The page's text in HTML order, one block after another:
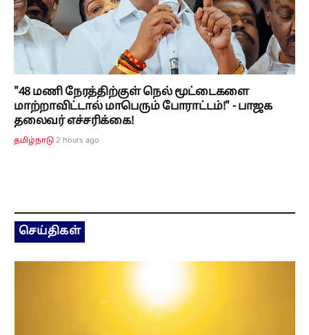
"48 மணி நேரத்திற்குள் நெல் மூட்டைகளை
மாற்றாவிட்டால் மாபெரும் போராட்டம்!" - பாஜக
தலைவர் எச்சரிக்கை!
தமிழ்நாடு 2 hours ago
செய்திகள்